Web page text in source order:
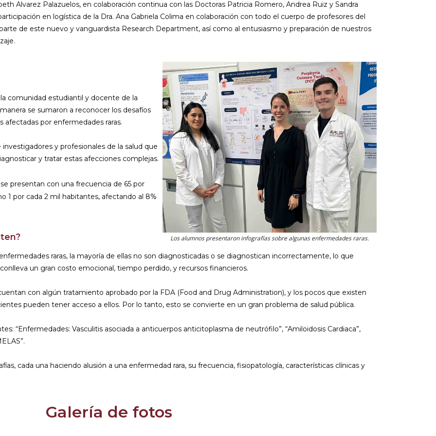
Alvarez Palazuelos, en colaboración continua con las Doctoras Patricia Romero, Andrea Ruiz y Sandra
en logística de la Dra. Ana Gabriela Colima en colaboración con todo el cuerpo de profesores del
de este nuevo y vanguardista Research Department, así como al entusiasmo y preparación de nuestros
comunidad estudiantil y docente de la
se sumaron a reconocer los desafíos
afectadas por enfermedades raras.
y profesionales de la salud que
y tratar estas afecciones complejas.
presentan con una frecuencia de 65 por
1 por cada 2 mil habitantes, afectando al 8%
Los alumnos presentaron infografías sobre algunas enfermedades raras.
raras, la mayoría de ellas no son diagnosticadas o se diagnostican incorrectamente, lo que
un gran costo emocional, tiempo perdido, y recursos financieros.
con algún tratamiento aprobado por la FDA (Food and Drug Administration), y los pocos que existen
pueden tener acceso a ellos. Por lo tanto, esto se convierte en un gran problema de salud pública.
“Enfermedades: Vasculitis asociada a anticuerpos anticitoplasma de neutrófilo”, “Amiloidosis Cardiaca”,
cada una haciendo alusión a una enfermedad rara, su frecuencia, fisiopatología, características clínicas y
Galería de fotos